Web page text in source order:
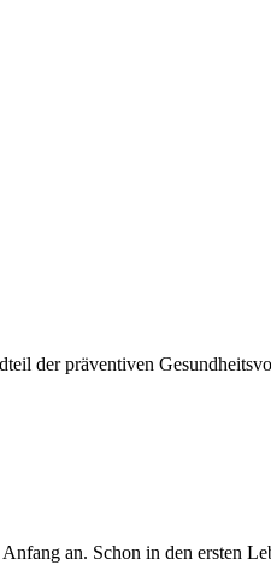
der präventiven
an. Schon in den ersten